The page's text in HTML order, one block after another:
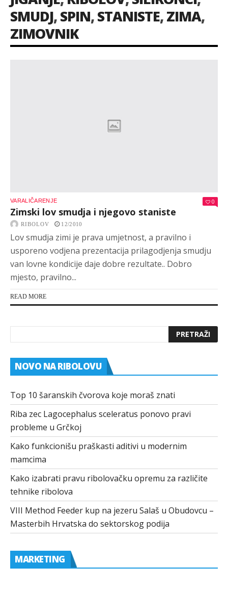
SMUDJ,SPIN,STANISTE,ZIMA,
ZIMOVNIK
VARALIČARENJE 0
Zimski lov smudja i njegovo staniste
RIBOLOV 12/2010
Lov smudja zimi je prava umjetnost, a pravilno i
usporeno vodjena prezentacija prilagodjenja smudju
van lovne kondicije daje dobre rezultate.. Dobro
mjesto, pravilno...
READ MORE
NOVO NA RIBOLOVU
Top 10 šaranskih čvorova koje moraš znati
Riba zec Lagocephalus sceleratus ponovo pravi
probleme u Grčkoj
Kako funkcionišu praškasti aditivi u modernim
mamcima
Kako izabrati pravu ribolovačku opremu za različite
tehnike ribolova
VIII Method Feeder kup na jezeru Salaš u Obudovcu –
Masterbih Hrvatska do sektorskog podija
MARKETING